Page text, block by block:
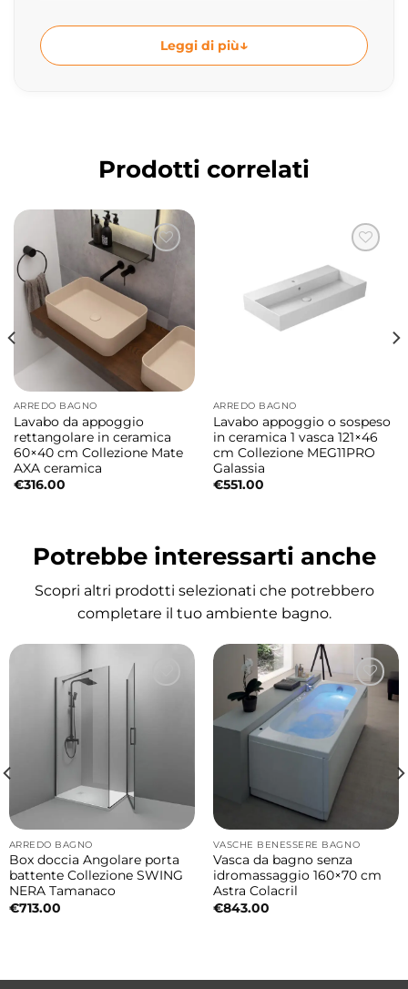
funzionalità ed estetica in un unico
elemento.
La collezione Smart B si distingue per forme
perfettamente in contesti bagno moderni.
Lavabo da appoggio con piano
rubinetteria integrato
La presenza del piano rubinetteria rende il
lavabo pratico e funzionale, migliorando
l’esperienza d’uso quotidiana.
Dimensioni equilibrate e funzionali
Le misure 65x45xH11 cm garantiscono un
ampio spazio lavabo, ideale per l’utilizzo
quotidiano.
La ceramica è disponibile in finitura Bianco.
Bianco Matt
Grigio Matt
Ceramica resistente e di alta qualità
La ceramica Galassia garantisce resistenza,
igiene, facilità di pulizia e lunga durata nel
tempo.
Dimensioni lavabo
Made in Italy
La collezione Smart B è realizzata in Italia
sinonimo di qualità produttiva, innovazione e
Leggi di più
Prodotti correlati
ARREDO BAGNO
Lavabo da appoggio
rettangolare in ceramica
60×40 cm Collezione Mate
AXA ceramica
€316.00
ARREDO BAGNO
Lavabo appoggio o sospeso
in ceramica 1 vasca 121×46
cm Collezione MEG11PRO
Galassia
€551.00
Potrebbe interessarti anche
Scopri altri prodotti selezionati che potrebbero
completare il tuo ambiente bagno.
ARREDO BAGNO
Box doccia Angolare porta
battente Collezione SWING
NERA Tamanaco
€713.00
VASCHE BENESSERE BAGNO
Vasca da bagno senza
idromassaggio 160×70 cm
Astra Colacril
€843.00